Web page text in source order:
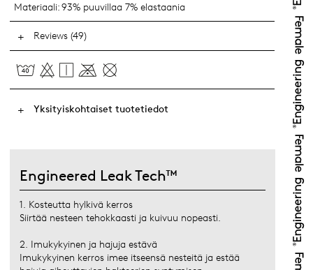
Materiaali:93% puuvillaa 7% elastaania
Reviews (49)
Yksityiskohtaiset tuotetiedot
Engineered Leak Tech™
1. Kosteutta hylkivä kerros
Siirtää nesteen tehokkaasti ja kuivuu nopeasti.
2. Imukykyinen ja hajuja estävä
Imukykyinen kerros imee itseensä nesteitä ja estää